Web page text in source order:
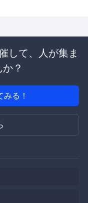
して、人が集ま
？
る！